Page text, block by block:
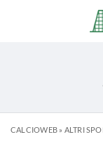
CALCIOWEB» ALTRI